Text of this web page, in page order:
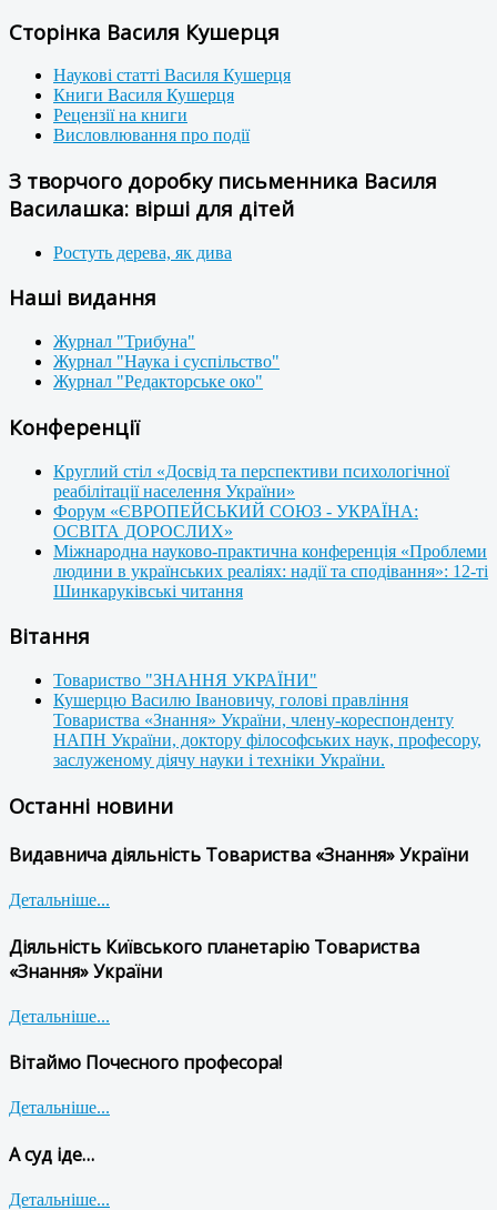
Сторінка Василя Кушерця
Наукові статті Василя Кушерця
Книги Василя Кушерця
Рецензії на книги
Висловлювання про події
З творчого доробку письменника Василя
Василашка: вірші для дітей
Ростуть дерева, як дива
Наші видання
Журнал "Трибуна"
Журнал "Наука і суспільство"
Журнал "Редакторське око"
Конференції
Круглий стіл «Досвід та перспективи психологічної
реабілітації населення України»
Форум «ЄВРОПЕЙСЬКИЙ СОЮЗ - УКРАЇНА:
ОСВІТА ДОРОСЛИХ»
Міжнародна науково-практична конференція «Проблеми
людини в українських реаліях: надії та сподівання»: 12-ті
Шинкаруківські читання
Вітання
Товариство "ЗНАННЯ УКРАЇНИ"
Кушерцю Василю Івановичу, голові правління
Товариства «Знання» України, члену-кореспонденту
НАПН України, доктору філософських наук, професору,
заслуженому діячу науки і техніки України.
Останні новини
Видавнича діяльність Товариства «Знання» України
Детальніше...
Діяльність Київського планетарію Товариства
«Знання» України
Детальніше...
Вітаймо Почесного професора!
Детальніше...
А суд іде…
Детальніше...